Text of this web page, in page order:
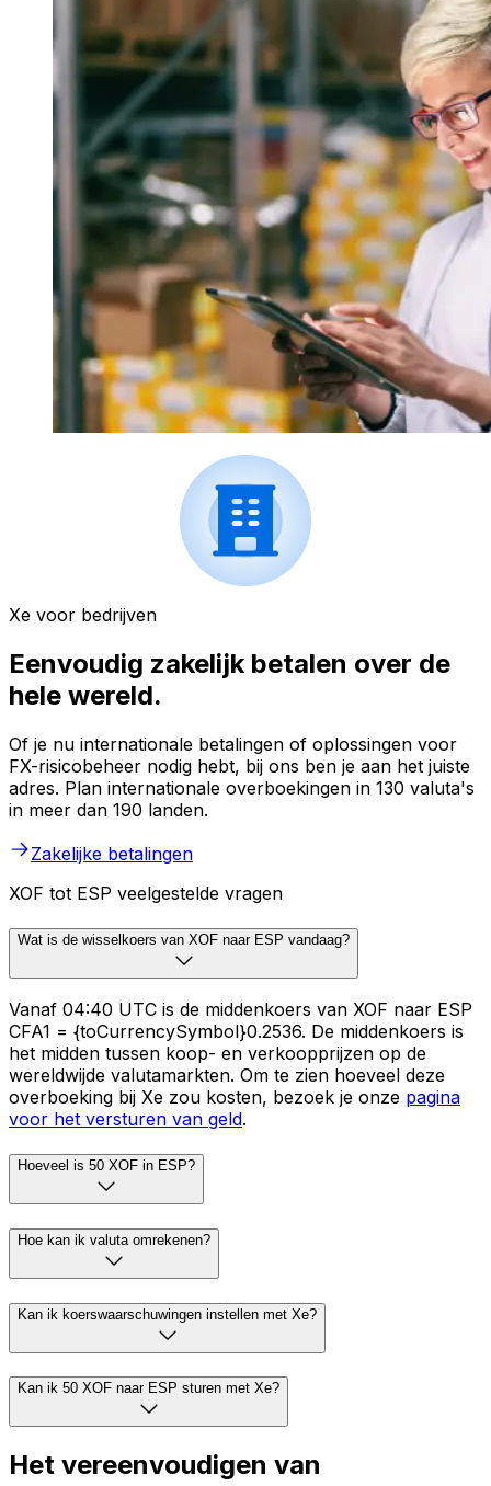
Xe voor bedrijven
Eenvoudig zakelijk betalen over de
hele wereld.
Of je nu internationale betalingen of oplossingen voor
FX-risicobeheer nodig hebt, bij ons ben je aan het juiste
adres. Plan internationale overboekingen in 130 valuta's
in meer dan 190 landen.
Zakelijke betalingen
XOF tot ESP veelgestelde vragen
Wat is de wisselkoers van XOF naar ESP vandaag?
Vanaf 04:40 UTC is de middenkoers van XOF naar ESP
CFA1 = {toCurrencySymbol}0.2536. De middenkoers is
het midden tussen koop- en verkoopprijzen op de
wereldwijde valutamarkten. Om te zien hoeveel deze
overboeking bij Xe zou kosten, bezoek je onze pagina
voor het versturen van geld.
Hoeveel is 50 XOF in ESP?
Hoe kan ik valuta omrekenen?
Kan ik koerswaarschuwingen instellen met Xe?
Kan ik 50 XOF naar ESP sturen met Xe?
Het vereenvoudigen van